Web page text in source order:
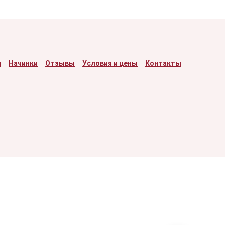
Начинки Отзывы Условия и цены Контакты